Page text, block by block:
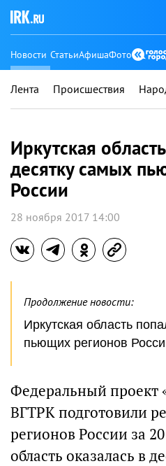
Новости СтатьиАфишаФото
Лента Происшествия
Иркутская
десятку самых
России
28 ноября 2017 14:00
Продолжение новости:
Иркутская область
пьющих регионов
Федеральный проект
ВГТРК подготовили
регионов России за
область оказалась в